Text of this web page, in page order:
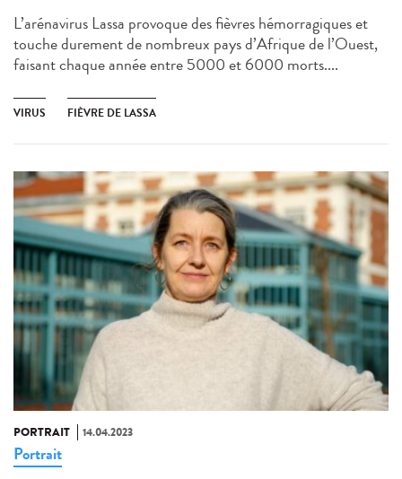
L’arénavirus Lassa provoque des fièvres hémorragiques et
touche durement de nombreux pays d’Afrique de l’Ouest,
faisant chaque année entre 5000 et 6000 morts....
VIRUS FIÈVRE DE LASSA
PORTRAIT 14.04.2023
Portrait